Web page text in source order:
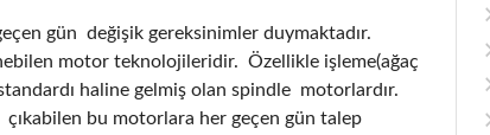
gün değişik gereksinimler duymaktadır.
motor teknolojileridir. Özellikle işleme(ağaç
haline gelmiş olan spindle motorlardır.
bu motorlara her geçen gün talep